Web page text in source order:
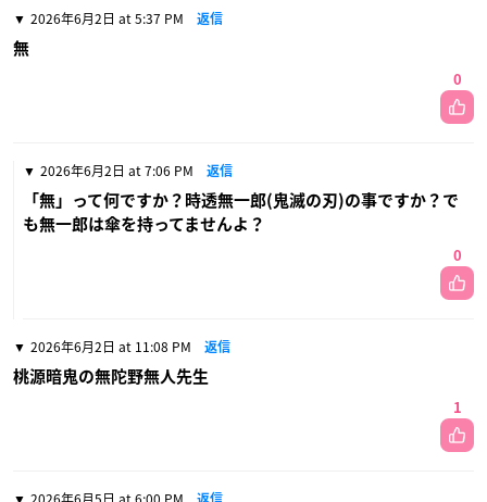
2026年6月2日 at 5:37 PM 返信
無
0
2026年6月2日 at 7:06 PM 返信
「無」って何ですか？時透無一郎(鬼滅の刃)の事ですか？で
も無一郎は傘を持ってませんよ？
0
2026年6月2日 at 11:08 PM 返信
桃源暗鬼の無陀野無人先生
1
返信